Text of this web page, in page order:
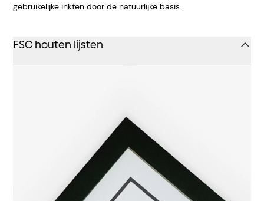
gebruikelijke inkten door de natuurlijke basis.
FSC houten lijsten